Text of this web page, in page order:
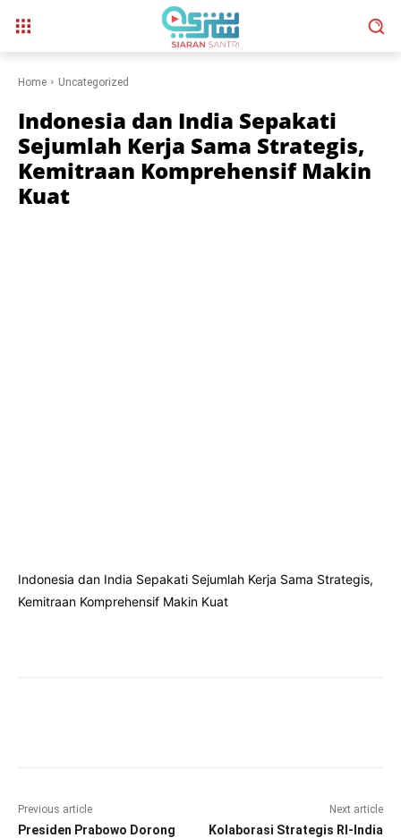
Home Uncategorized
Indonesia dan India Sepakati
Sejumlah Kerja Sama Strategis,
Kemitraan Komprehensif Makin
Kuat
Indonesia dan India Sepakati Sejumlah Kerja Sama Strategis,
Kemitraan Komprehensif Makin Kuat
Previous article
Presiden Prabowo Dorong
Next article
Kolaborasi Strategis RI-India